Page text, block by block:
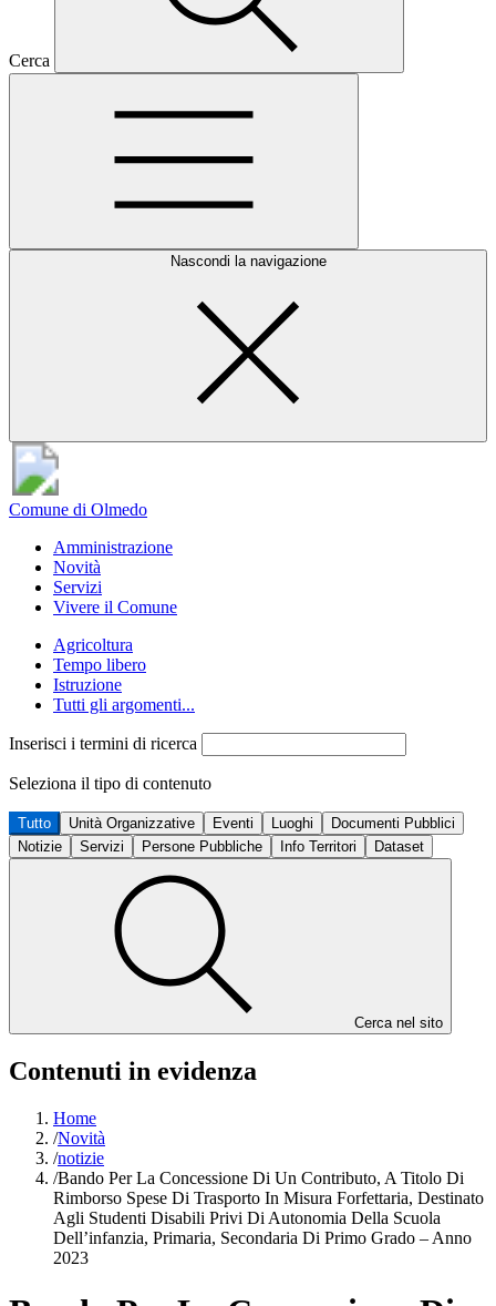
Cerca
Nascondi la navigazione
Comune di Olmedo
Amministrazione
Novità
Servizi
Vivere il Comune
Agricoltura
Tempo libero
Istruzione
Tutti gli argomenti...
Inserisci i termini di ricerca
Seleziona il tipo di contenuto
Tutto Unità Organizzative Eventi Luoghi
Documenti Pubblici
Notizie
Servizi Persone Pubbliche Info Territori Dataset
Cerca nel sito
Contenuti in evidenza
Home
/Novità
/notizie
/Bando Per La Concessione Di Un Contributo, A Titolo Di
Rimborso Spese Di Trasporto In Misura Forfettaria, Destinato
Agli Studenti Disabili Privi Di Autonomia Della Scuola
Dell’infanzia, Primaria, Secondaria Di Primo Grado – Anno
2023